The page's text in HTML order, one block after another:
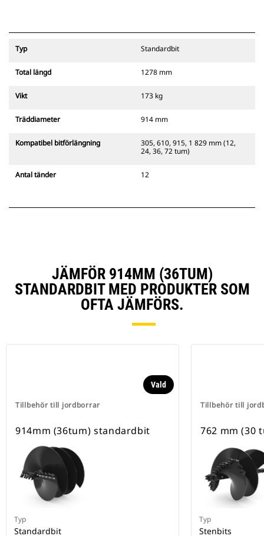
Typ Standardbit
Total längd 1278 mm
Vikt 173 kg
Träddiameter 914 mm
Kompatibel bitförlängning
305, 610, 915, 1 829 mm (12,
24, 36, 72 tum)
Antal tänder 12
JÄMFÖR 914MM (36TUM)
STANDARDBIT MED PRODUKTER SOM
OFTA JÄMFÖRS.
Tillbehör till jordborrar
Vald
914mm (36tum) standardbit
Typ
Standardbit
Tillbehör till
762 mm (30
Typ
Stenbits